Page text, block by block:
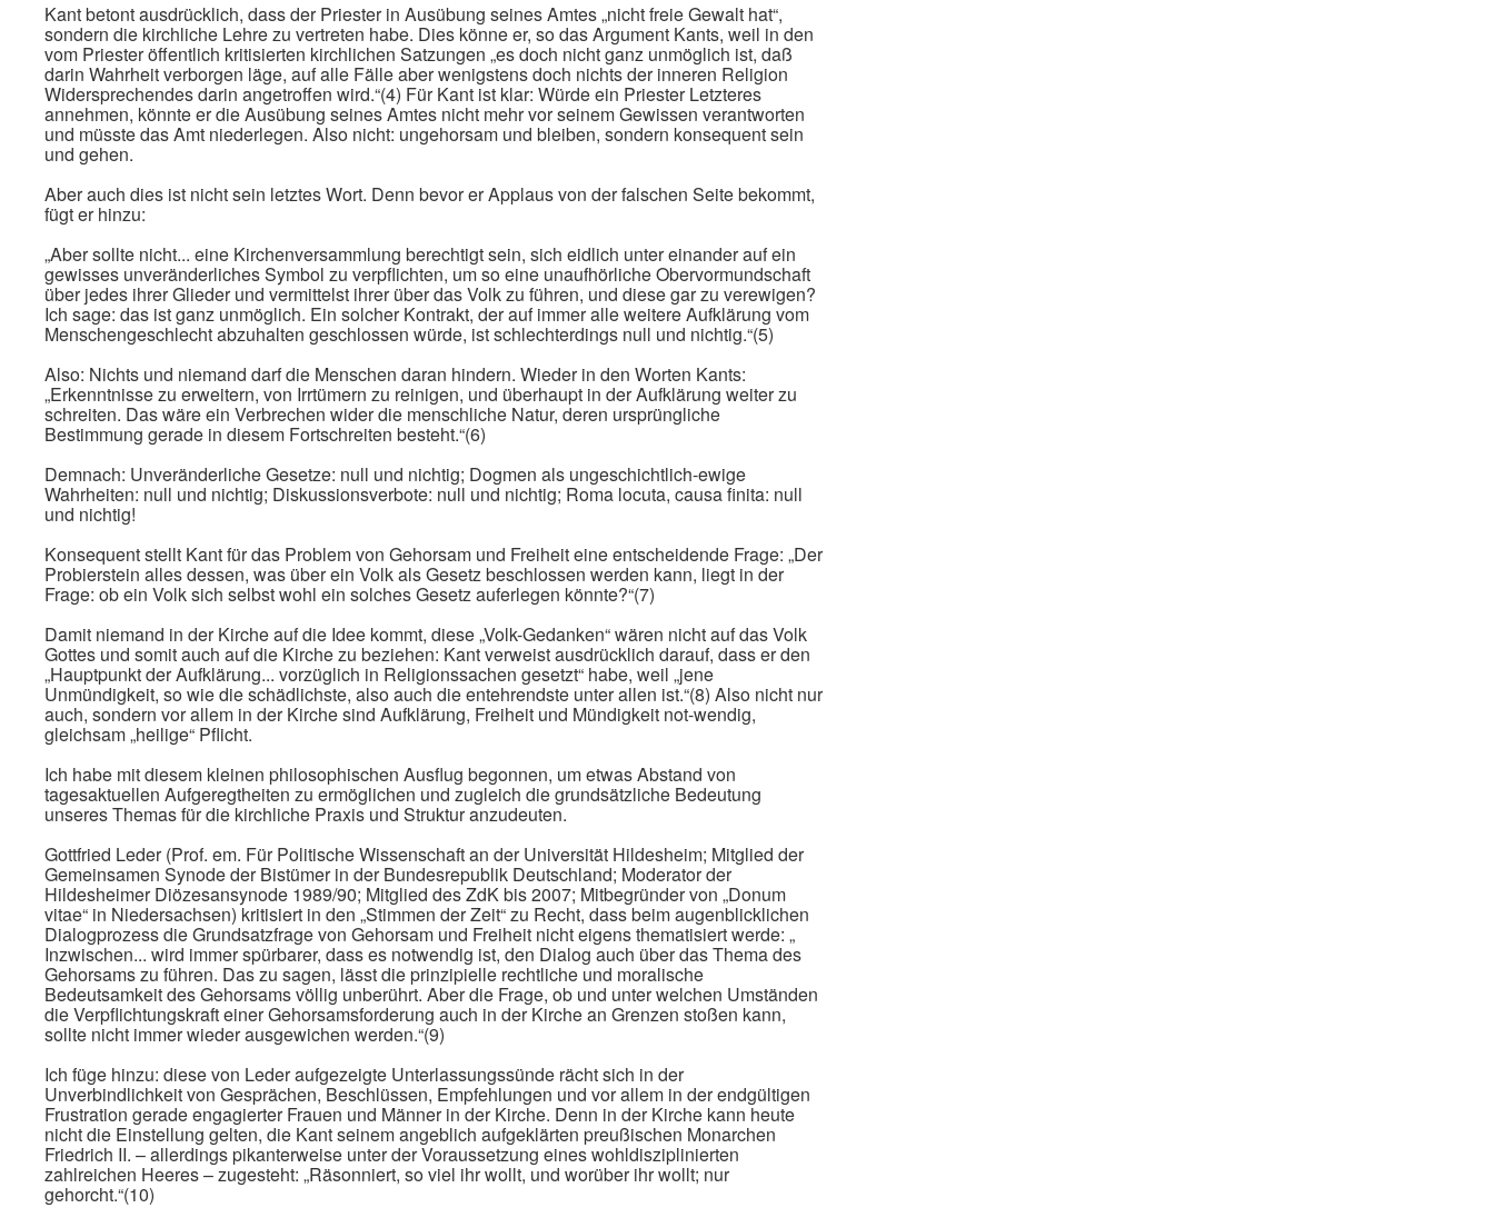
Kant betont ausdrücklich, dass der Priester in Ausübung seines Amtes „nicht freie Gewalt hat“,
sondern die kirchliche Lehre zu vertreten habe. Dies könne er, so das Argument Kants, weil in den
vom Priester öffentlich kritisierten kirchlichen Satzungen „es doch nicht ganz unmöglich ist, daß
darin Wahrheit verborgen läge, auf alle Fälle aber wenigstens doch nichts der inneren Religion
Widersprechendes darin angetroffen wird.“(4) Für Kant ist klar: Würde ein Priester Letzteres
annehmen, könnte er die Ausübung seines Amtes nicht mehr vor seinem Gewissen verantworten
und müsste das Amt niederlegen. Also nicht: ungehorsam und bleiben, sondern konsequent sein
und gehen.
Aber auch dies ist nicht sein letztes Wort. Denn bevor er Applaus von der falschen Seite bekommt,
fügt er hinzu:
„Aber sollte nicht... eine Kirchenversammlung berechtigt sein, sich eidlich unter einander auf ein
gewisses unveränderliches Symbol zu verpflichten, um so eine unaufhörliche Obervormundschaft
über jedes ihrer Glieder und vermittelst ihrer über das Volk zu führen, und diese gar zu verewigen?
Ich sage: das ist ganz unmöglich. Ein solcher Kontrakt, der auf immer alle weitere Aufklärung vom
Menschengeschlecht abzuhalten geschlossen würde, ist schlechterdings null und nichtig.“(5)
Also: Nichts und niemand darf die Menschen daran hindern. Wieder in den Worten Kants:
„Erkenntnisse zu erweitern, von Irrtümern zu reinigen, und überhaupt in der Aufklärung weiter zu
schreiten. Das wäre ein Verbrechen wider die menschliche Natur, deren ursprüngliche
Bestimmung gerade in diesem Fortschreiten besteht.“(6)
Demnach: Unveränderliche Gesetze: null und nichtig; Dogmen als ungeschichtlich-ewige
Wahrheiten: null und nichtig; Diskussionsverbote: null und nichtig; Roma locuta, causa finita: null
und nichtig!
Konsequent stellt Kant für das Problem von Gehorsam und Freiheit eine entscheidende Frage: „Der
Probierstein alles dessen, was über ein Volk als Gesetz beschlossen werden kann, liegt in der
Frage: ob ein Volk sich selbst wohl ein solches Gesetz auferlegen könnte?“(7)
Damit niemand in der Kirche auf die Idee kommt, diese „Volk-Gedanken“ wären nicht auf das Volk
Gottes und somit auch auf die Kirche zu beziehen: Kant verweist ausdrücklich darauf, dass er den
„Hauptpunkt der Aufklärung... vorzüglich in Religionssachen gesetzt“ habe, weil „jene
Unmündigkeit, so wie die schädlichste, also auch die entehrendste unter allen ist.“(8) Also nicht nur
auch, sondern vor allem in der Kirche sind Aufklärung, Freiheit und Mündigkeit not-wendig,
gleichsam „heilige“ Pflicht.
Ich habe mit diesem kleinen philosophischen Ausflug begonnen, um etwas Abstand von
tagesaktuellen Aufgeregtheiten zu ermöglichen und zugleich die grundsätzliche Bedeutung
unseres Themas für die kirchliche Praxis und Struktur anzudeuten.
Gottfried Leder (Prof. em. Für Politische Wissenschaft an der Universität Hildesheim; Mitglied der
Gemeinsamen Synode der Bistümer in der Bundesrepublik Deutschland; Moderator der
Hildesheimer Diözesansynode 1989/90; Mitglied des ZdK bis 2007; Mitbegründer von „Donum
vitae“ in Niedersachsen) kritisiert in den „Stimmen der Zeit“ zu Recht, dass beim augenblicklichen
Dialogprozess die Grundsatzfrage von Gehorsam und Freiheit nicht eigens thematisiert werde: „
Inzwischen... wird immer spürbarer, dass es notwendig ist, den Dialog auch über das Thema des
Gehorsams zu führen. Das zu sagen, lässt die prinzipielle rechtliche und moralische
Bedeutsamkeit des Gehorsams völlig unberührt. Aber die Frage, ob und unter welchen Umständen
die Verpflichtungskraft einer Gehorsamsforderung auch in der Kirche an Grenzen stoßen kann,
sollte nicht immer wieder ausgewichen werden.“(9)
Ich füge hinzu: diese von Leder aufgezeigte Unterlassungssünde rächt sich in der
Unverbindlichkeit von Gesprächen, Beschlüssen, Empfehlungen und vor allem in der endgültigen
Frustration gerade engagierter Frauen und Männer in der Kirche. Denn in der Kirche kann heute
nicht die Einstellung gelten, die Kant seinem angeblich aufgeklärten preußischen Monarchen
Friedrich II. – allerdings pikanterweise unter der Voraussetzung eines wohldisziplinierten
zahlreichen Heeres – zugesteht: „Räsonniert, so viel ihr wollt, und worüber ihr wollt; nur
gehorcht.“(10)